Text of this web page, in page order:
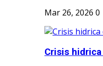
Mar 26, 2026 0
Crisis